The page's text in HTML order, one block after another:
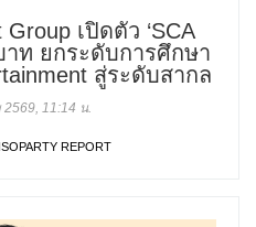
เปิดตัว ‘SCA
าท ยกระดับการศึกษา
สู่ระดับสากล
11:14 น.
REPORT